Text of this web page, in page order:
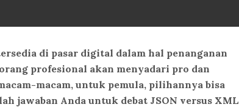
di pasar digital dalam hal penanganan
profesional akan menyadari pro dan
macam, untuk pemula, pilihannya bisa
jawaban Anda untuk debat JSON versus XML